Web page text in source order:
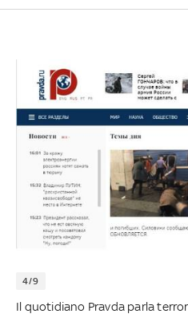
4/9
Il quotidiano Pravda parla